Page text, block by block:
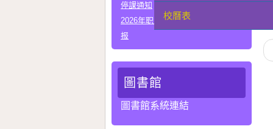
校曆表
停課通知
2026年职业教育国家教学成果奖申
报
圖書館
圖書館系統連結